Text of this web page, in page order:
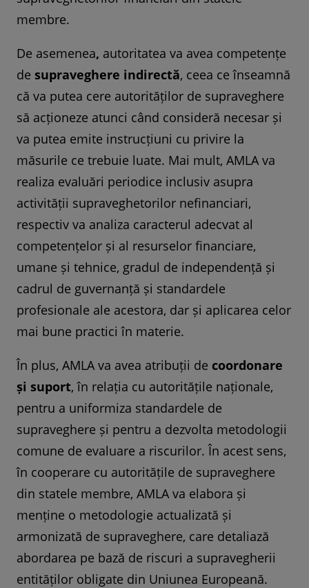
membre.
De asemenea, autoritatea va avea competențe
de supraveghere indirectă, ceea ce înseamnă
că va putea cere autorităților de supraveghere
să acționeze atunci când consideră necesar și
va putea emite instrucțiuni cu privire la
măsurile ce trebuie luate. Mai mult, AMLA va
realiza evaluări periodice inclusiv asupra
activității supraveghetorilor nefinanciari,
respectiv va analiza caracterul adecvat al
competențelor și al resurselor financiare,
umane și tehnice, gradul de independență și
cadrul de guvernanță și standardele
profesionale ale acestora, dar și aplicarea celor
mai bune practici în materie.
În plus, AMLA va avea atribuții de coordonare
și suport, în relația cu autoritățile naționale,
pentru a uniformiza standardele de
supraveghere și pentru a dezvolta metodologii
comune de evaluare a riscurilor. În acest sens,
în cooperare cu autoritățile de supraveghere
din statele membre, AMLA va elabora și
menține o metodologie actualizată și
armonizată de supraveghere, care detaliază
abordarea pe bază de riscuri a supravegherii
entităților obligate din Uniunea Europeană.